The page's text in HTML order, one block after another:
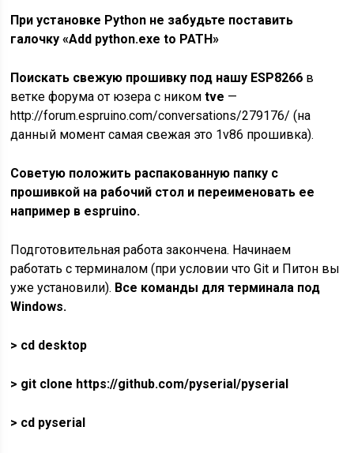
При установке Python не забудьте поставить
галочку «Add python.exe to PATH»
Поискать свежую прошивку под нашу ESP8266 в
ветке форума от юзера с никомtve —
http://forum.espruino.com/conversations/279176/ (на
данный момент самая свежая это 1v86 прошивка).
Советую положить распакованную папку с
прошивкой на рабочий стол и переименовать ее
например в espruino.
Подготовительная работа закончена. Начинаем
работать с терминалом (при условии что Git и Питон вы
уже установили). Все команды для терминала под
Windows.
> cd desktop
> git clone https://github.com/pyserial/pyserial
> cd pyserial